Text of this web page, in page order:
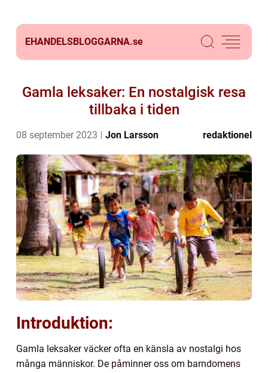
EHANDELSBLOGGARNA.se
Gamla leksaker: En nostalgisk resa
tillbaka i tiden
08 september 2023 Jon Larsson redaktionel
Introduktion:
Gamla leksaker väcker ofta en känsla av nostalgi hos
många människor. De påminner oss om barndomens